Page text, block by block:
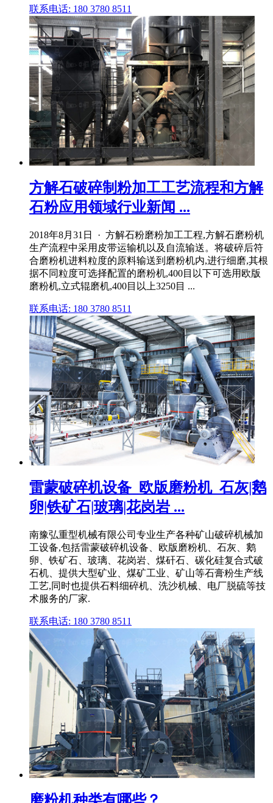
联系电话: 180 3780 8511
方解石破碎制粉加工工艺流程和方解
石粉应用领域行业新闻 ...
2018年8月31日 · 方解石粉磨粉加工工程,方解石磨粉机
生产流程中采用皮带运输机以及自流输送。将破碎后符
合磨粉机进料粒度的原料输送到磨粉机内,进行细磨,其根
据不同粒度可选择配置的磨粉机,400目以下可选用欧版
磨粉机,立式辊磨机,400目以上3250目 ...
联系电话: 180 3780 8511
雷蒙破碎机设备_欧版磨粉机_石灰|鹅
卵|铁矿石|玻璃|花岗岩 ...
南豫弘重型机械有限公司专业生产各种矿山破碎机械加
工设备,包括雷蒙破碎机设备、欧版磨粉机、石灰、鹅
卵、铁矿石、玻璃、花岗岩、煤矸石、碳化硅复合式破
石机、提供大型矿业、煤矿工业、矿山等石膏粉生产线
工艺,同时也提供石料细碎机、洗沙机械、电厂脱硫等技
术服务的厂家.
联系电话: 180 3780 8511